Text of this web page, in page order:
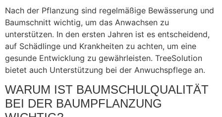
Nach der Pflanzung sind regelmäßige Bewässerung und
Baumschnitt wichtig, um das Anwachsen zu
unterstützen. In den ersten Jahren ist es entscheidend,
auf Schädlinge und Krankheiten zu achten, um eine
gesunde Entwicklung zu gewährleisten. TreeSolution
bietet auch Unterstützung bei der Anwuchspflege an.
WARUM IST BAUMSCHULQUALITÄT
BEI DER BAUMPFLANZUNG